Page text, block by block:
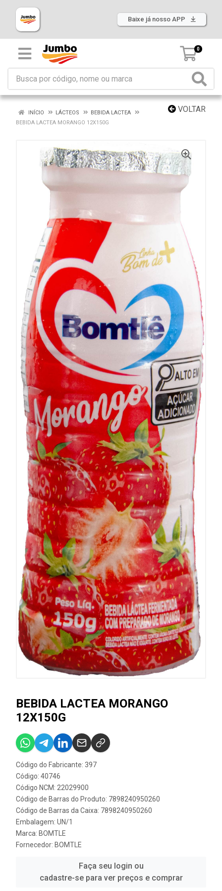
Baixe já nosso APP
0
VOLTAR
INÍCIO LÁCTEOS
BEBIDA LACTEA
BEBIDA LACTEA MORANGO 12X150G
BEBIDA LACTEA MORANGO
12X150G
Código do Fabricante: 397
Código: 40746
Código NCM: 22029900
Código de Barras do Produto: 7898240950260
Código de Barras da Caixa: 7898240950260
Embalagem: UN/1
Marca: BOMTLE
Fornecedor: BOMTLE
Faça seu login ou
cadastre-se para ver preços e comprar